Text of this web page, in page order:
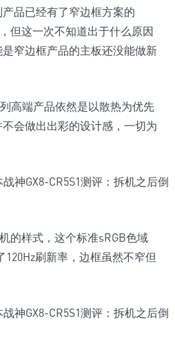
品已经有了窄边框方案的
但这一次不知道出于什么原因
窄边框产品的主板还没能做新
高端产品依然是以散热为优先
会做出出彩的设计感，一切为
的样式，这个标准sRGB色域
120Hz刷新率，边框虽然不窄但